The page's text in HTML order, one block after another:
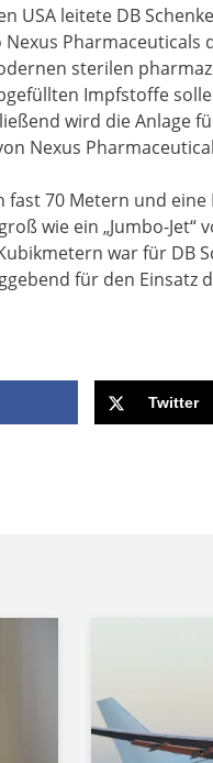
USA leitete DB
sterilen
Impfstoffe
wird die Anlage
Nexus
fast 70 Metern und
wie ein „Jumbo-Jet“
war für DB
für den Einsatz
Twitter